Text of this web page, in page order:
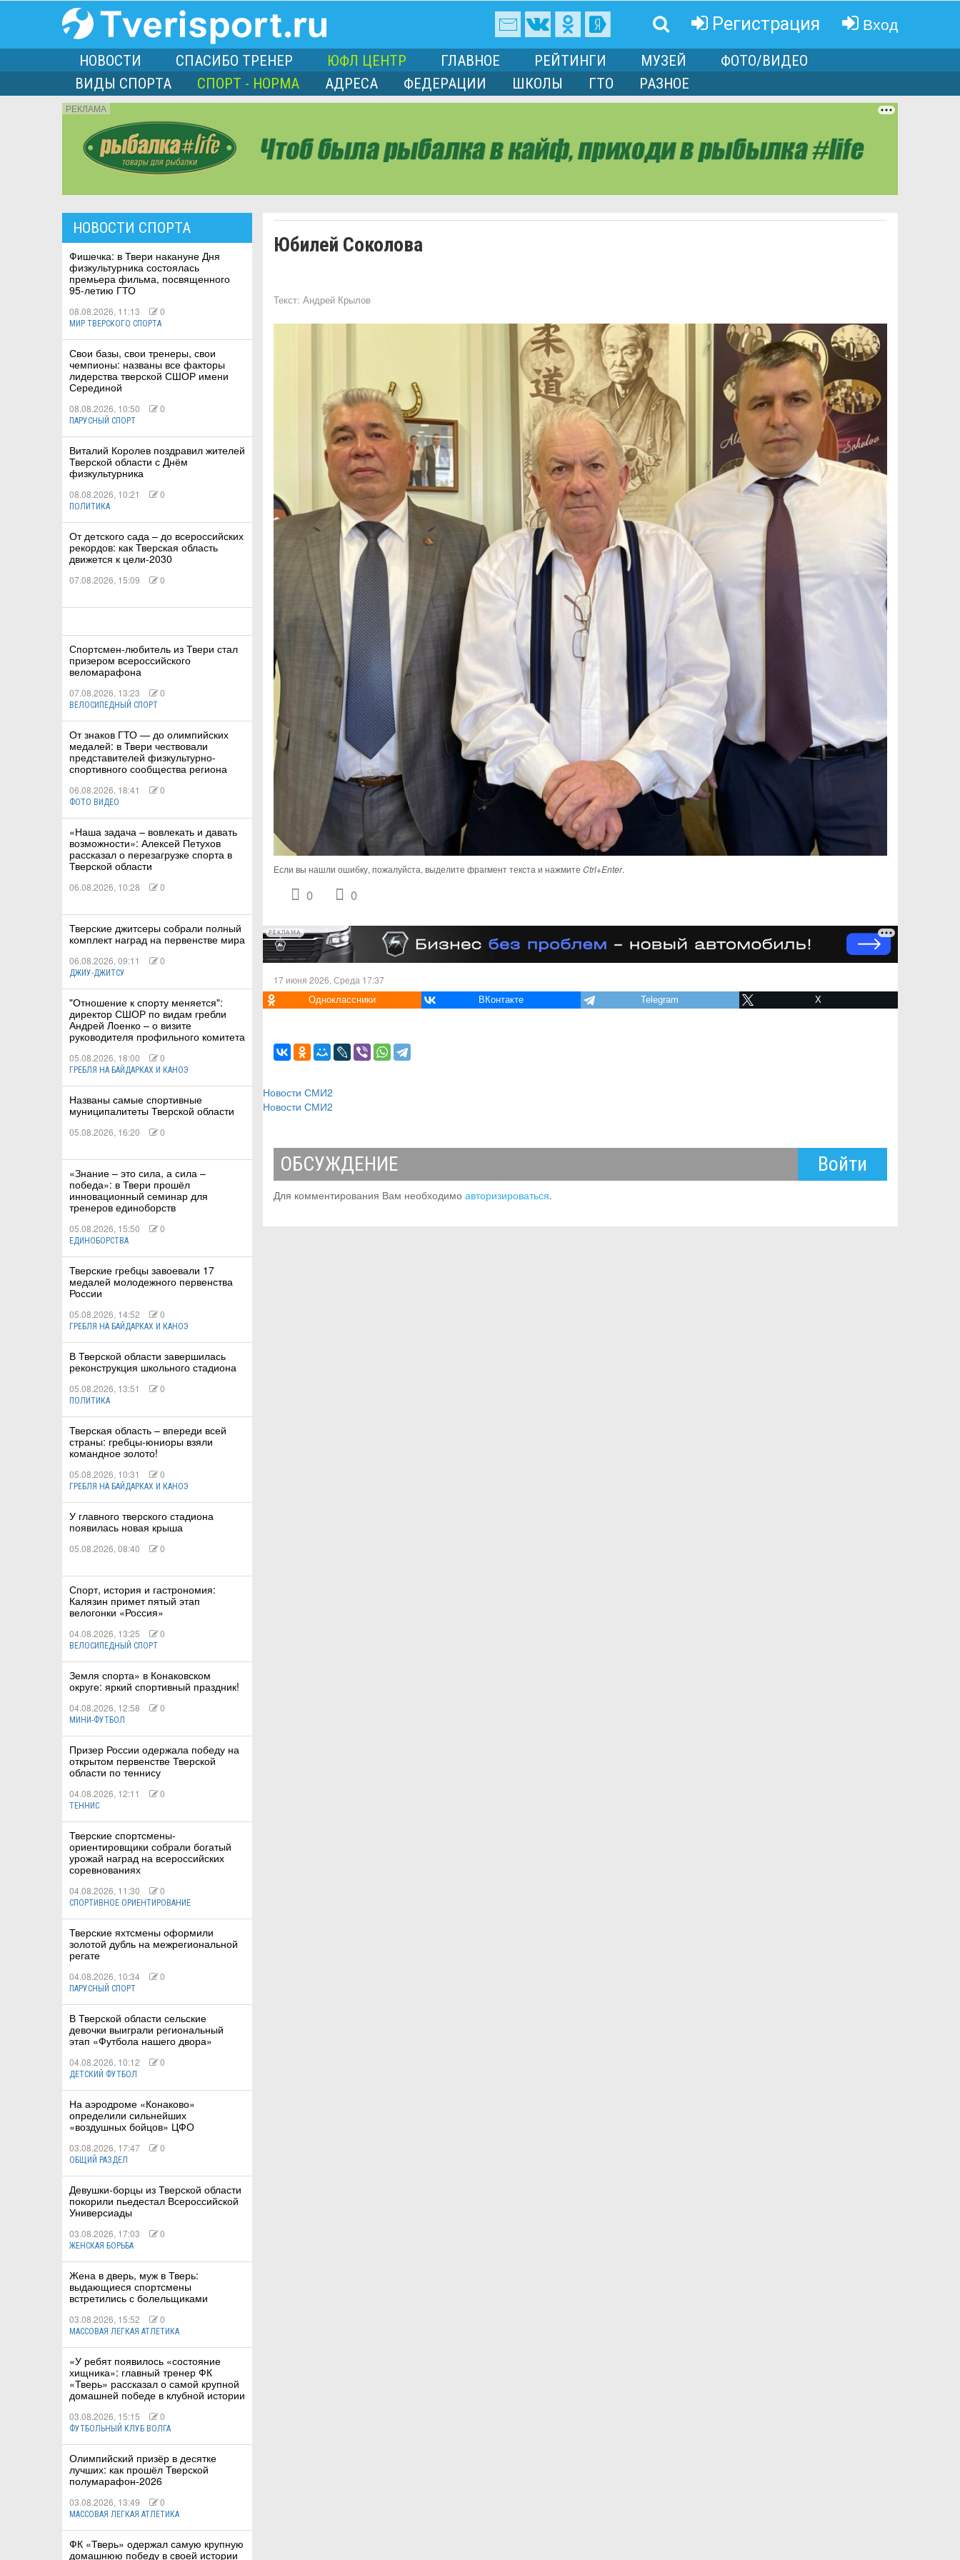
Регистрация Вход
НОВОСТИ СПАСИБО ТРЕНЕР ЮФЛ ЦЕНТР ГЛАВНОЕ РЕЙТИНГИ МУЗЕЙ
ФОТО/ВИДЕО
ВИДЫ СПОРТА
СПОРТ - НОРМА АДРЕСА ФЕДЕРАЦИИ ШКОЛЫ ГТО РАЗНОЕ
РЕКЛАМА
НОВОСТИ СПОРТА
Фишечка: в Твери накануне Дня
физкультурника состоялась
премьера фильма, посвященного
95-летию ГТО
08.08.2026, 11:13 0
МИР ТВЕРСКОГО СПОРТА
Свои базы, свои тренеры, свои
чемпионы: названы все факторы
лидерства тверской СШОР имени
Серединой
08.08.2026, 10:50 0
ПАРУСНЫЙ СПОРТ
Виталий Королев поздравил жителей
Тверской области с Днём
физкультурника
08.08.2026, 10:21 0
ПОЛИТИКА
От детского сада – до всероссийских
рекордов: как Тверская область
движется к цели-2030
07.08.2026, 15:09 0
Спортсмен-любитель из Твери стал
призером всероссийского
веломарафона
07.08.2026, 13:23 0
ВЕЛОСИПЕДНЫЙ СПОРТ
От знаков ГТО — до олимпийских
медалей: в Твери чествовали
представителей физкультурно-
спортивного сообщества региона
06.08.2026, 18:41 0
ФОТО ВИДЕО
«Наша задача – вовлекать и давать
возможности»: Алексей Петухов
рассказал о перезагрузке спорта в
Тверской области
06.08.2026, 10:28 0
Тверские джитсеры собрали полный
комплект наград на первенстве мира
06.08.2026, 09:11 0
ДЖИУ-ДЖИТСУ
"Отношение к спорту меняется":
директор СШОР по видам гребли
Андрей Лоенко – о визите
руководителя профильного комитета
05.08.2026, 18:00 0
ГРЕБЛЯ НА БАЙДАРКАХ И КАНОЭ
Названы самые спортивные
муниципалитеты Тверской области
05.08.2026, 16:20 0
«Знание – это сила, а сила –
победа»: в Твери прошёл
инновационный семинар для
тренеров единоборств
05.08.2026, 15:50 0
ЕДИНОБОРСТВА
Тверские гребцы завоевали 17
медалей молодежного первенства
России
05.08.2026, 14:52 0
ГРЕБЛЯ НА БАЙДАРКАХ И КАНОЭ
В Тверской области завершилась
реконструкция школьного стадиона
05.08.2026, 13:51 0
ПОЛИТИКА
Тверская область – впереди всей
страны: гребцы-юниоры взяли
командное золото!
05.08.2026, 10:31 0
ГРЕБЛЯ НА БАЙДАРКАХ И КАНОЭ
У главного тверского стадиона
появилась новая крыша
05.08.2026, 08:40 0
Спорт, история и гастрономия:
Калязин примет пятый этап
велогонки «Россия»
04.08.2026, 13:25 0
ВЕЛОСИПЕДНЫЙ СПОРТ
Земля спорта» в Конаковском
округе: яркий спортивный праздник!
04.08.2026, 12:58 0
МИНИ-ФУТБОЛ
Призер России одержала победу на
открытом первенстве Тверской
области по теннису
04.08.2026, 12:11 0
ТЕННИС
Тверские спортсмены-
ориентировщики собрали богатый
урожай наград на всероссийских
соревнованиях
04.08.2026, 11:30 0
СПОРТИВНОЕ ОРИЕНТИРОВАНИЕ
Тверские яхтсмены оформили
золотой дубль на межрегиональной
регате
04.08.2026, 10:34 0
ПАРУСНЫЙ СПОРТ
В Тверской области сельские
девочки выиграли региональный
этап «Футбола нашего двора»
04.08.2026, 10:12 0
ДЕТСКИЙ ФУТБОЛ
На аэродроме «Конаково»
определили сильнейших
«воздушных бойцов» ЦФО
03.08.2026, 17:47 0
ОБЩИЙ РАЗДЕЛ
Девушки-борцы из Тверской области
покорили пьедестал Всероссийской
Универсиады
03.08.2026, 17:03 0
ЖЕНСКАЯ БОРЬБА
Жена в дверь, муж в Тверь:
выдающиеся спортсмены
встретились с болельщиками
03.08.2026, 15:52 0
МАССОВАЯ ЛЕГКАЯ АТЛЕТИКА
«У ребят появилось «состояние
хищника»: главный тренер ФК
«Тверь» рассказал о самой крупной
домашней победе в клубной истории
03.08.2026, 15:15 0
ФУТБОЛЬНЫЙ КЛУБ ВОЛГА
Олимпийский призёр в десятке
лучших: как прошёл Тверской
полумарафон-2026
03.08.2026, 13:49 0
МАССОВАЯ ЛЕГКАЯ АТЛЕТИКА
ФК «Тверь» одержал самую крупную
домашнюю победу в своей истории
Юбилей Соколова
Текст:Андрей Крылов
Если вы нашли ошибку, пожалуйста, выделите фрагмент текста и нажмитеCtrl+Enter.
0 0
РЕКЛАМА
17 июня 2026, Среда 17:37
Одноклассники ВКонтакте Telegram X
Новости СМИ2
Новости СМИ2
ОБСУЖДЕНИЕ Войти
Для комментирования Вам необходимоавторизироваться.